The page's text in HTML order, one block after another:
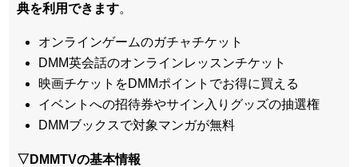
典を利用できます。
オンラインゲームのガチャチケット
DMM英会話のオンラインレッスンチケット
映画チケットをDMMポイントでお得に買える
イベントへの招待券やサイン入りグッズの抽選権
DMMブックスで対象マンガが無料
▽DMMTVの基本情報